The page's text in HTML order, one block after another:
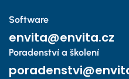
Software
envita@envita.cz
Poradenství a školení